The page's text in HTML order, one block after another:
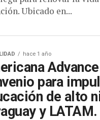
Ubicado en...
hace 1 año
para
de alto
y LATAM.